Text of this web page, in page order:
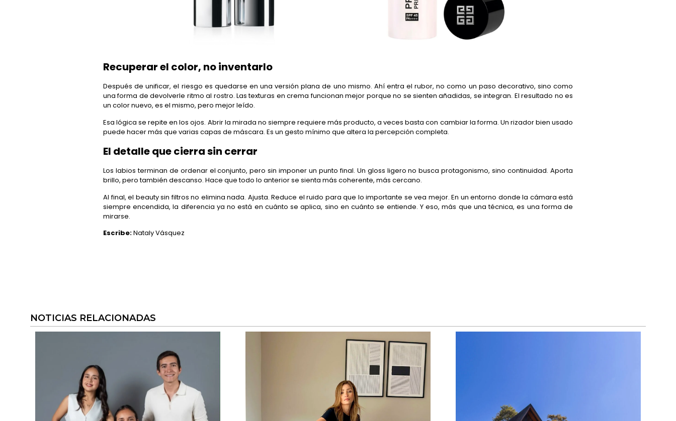
Recuperar el color, no inventarlo
Después de unificar, el riesgo es quedarse en una versión plana de uno mismo. Ahí entra el rubor, no como un paso decorativo, sino como
una forma de devolverle ritmo al rostro. Las texturas en crema funcionan mejor porque no se sienten añadidas, se integran. El resultado no es
un color nuevo, es el mismo, pero mejor leído.
Esa lógica se repite en los ojos. Abrir la mirada no siempre requiere más producto, a veces basta con cambiar la forma. Un rizador bien usado
puede hacer más que varias capas de máscara. Es un gesto mínimo que altera la percepción completa.
El detalle que cierra sin cerrar
Los labios terminan de ordenar el conjunto, pero sin imponer un punto final. Un gloss ligero no busca protagonismo, sino continuidad. Aporta
brillo, pero también descanso. Hace que todo lo anterior se sienta más coherente, más cercano.
Al final, el beauty sin filtros no elimina nada. Ajusta. Reduce el ruido para que lo importante se vea mejor. En un entorno donde la cámara está
siempre encendida, la diferencia ya no está en cuánto se aplica, sino en cuánto se entiende. Y eso, más que una técnica, es una forma de
mirarse.
Escribe:Nataly Vásquez
NOTICIAS RELACIONADAS